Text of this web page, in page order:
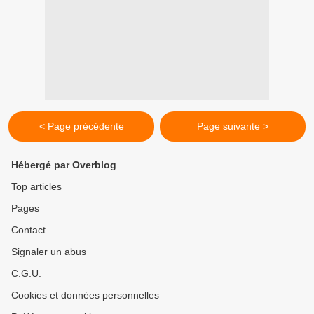
< Page précédente Page suivante >
Hébergé par Overblog
Top articles
Pages
Contact
Signaler un abus
C.G.U.
Cookies et données personnelles